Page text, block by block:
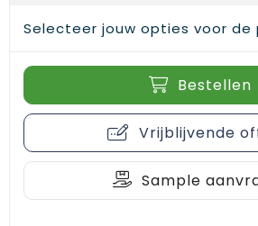
Veiligheidsvesten en
Picknicktassen en manden
Promotietassen
Telefoonhoesjes
Selecteer jouw opties voor de
Bestellen
Vrijblijvende
Sample